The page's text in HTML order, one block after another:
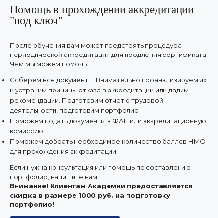
Помощь в прохождении аккредитации
"под ключ"
После обучения вам может предстоять процедура
периодической аккредитации для продления сертификата.
Чем мы можем помочь:
Соберем все документы. Внимательно проанализируем их
и устраним причины отказа в аккредитации или дадим
рекомендации. Подготовим отчет о трудовой
деятельности, подготовим портфолио
Поможем подать документы в ФАЦ или аккредитационную
комиссию
Поможем добрать необходимое количество баллов НМО
для прохождения аккредитации
Если нужна консультация или помощь по составлению
портфолио, напишите нам.
Внимание! Клиентам Академии предоставляется
скидка в размере 1000 руб. на подготовку
портфолио!